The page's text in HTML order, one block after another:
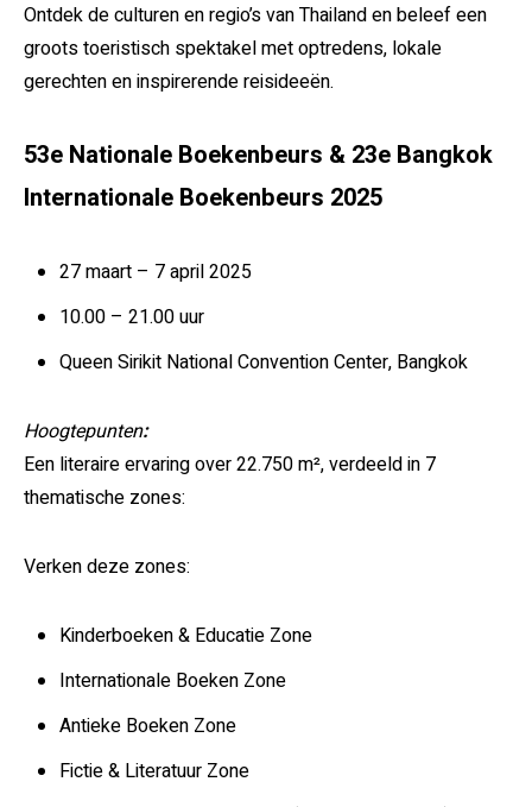
Ontdek de culturen en regio’s van Thailand en beleef een
groots toeristisch spektakel met optredens, lokale
gerechten en inspirerende reisideeën.
53e Nationale Boekenbeurs & 23e Bangkok
Internationale Boekenbeurs 2025
27 maart – 7 april 2025
10.00 – 21.00 uur
Queen Sirikit National Convention Center, Bangkok
Hoogtepunten:
Een literaire ervaring over 22.750 m², verdeeld in 7
thematische zones:
Verken deze zones:
Kinderboeken & Educatie Zone
Internationale Boeken Zone
Antieke Boeken Zone
Fictie & Literatuur Zone